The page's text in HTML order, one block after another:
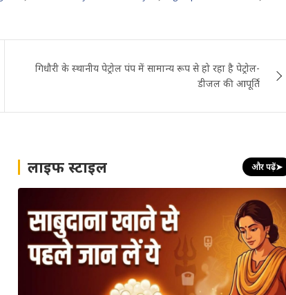
गिधौरी के स्थानीय पेट्रोल पंप में सामान्य रूप से हो रहा है पेट्रोल-
डीजल की आपूर्ति
लाइफ स्टाइल और पढ़ें➤